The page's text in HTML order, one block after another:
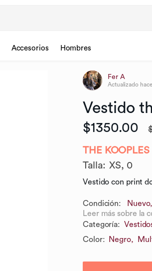
Accesorios Hombres
Fer A
Actualizado
Vestido
$1350.00
THE KOOPLES
Talla: XS, 0
Vestido con print
Condición:
Leer más sobre la
Categoría:
Color: Negro,